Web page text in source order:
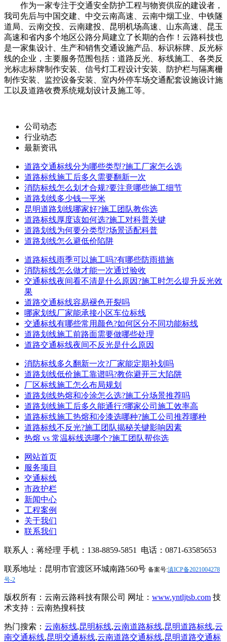
作为一家专注于交通安全防护工程与物资供应的建设者，
我司先后与中国交建、中交云南高速、云南中烟工业、中铁隧
道局、云南交投、云南建投、昆明机场高速、山东高速、昆玉
高速和省内多个地区公路分局建立了长期的合作！云路科技也
是一家集设计、生产和销售交通设施产品、标识标牌、反光标
线的企业，主要服务范围包括：道路反光、标线施工、各类反
光标志标牌制作安装、信号灯工程设计安装、防护栏与隔离栅
制作安装、监控设备安装、室内外停车场交通配套设施设计施
工以及道路收费系统规划设计及施工等。
公司动态
行业动态
最新资讯
道路交通标线分为哪些类型?施工厂家怎么选
道路标线施工后多久需要翻新一次
消防标线怎么划才合规?要注意哪些施工细节
道路划线多少钱一平米
昆明道路划线哪家好?施工团队教你选
道路标线厚度该如何选?施工对科普关键
道路划线为何要分类型?场景适配科普
道路划线怎么避低价陷阱
道路标线雨季可以施工吗?有哪些防雨措施
消防标线怎么做才能一次通过验收
交通标线夜间看不清是什么原因?施工时怎么提升反光效
果
道路交通标线容易褪色开裂吗
哪家划线厂家能承接小区车位标线
交通标线有哪些常用颜色?如何区分不同功能标线
道路划线施工前路面需要做哪些处理
道路交通标线夜间不反光是什么原因
消防标线多久翻新一次?厂家能定期补划吗
道路划线低价施工靠谱吗?教你避开三大陷阱
厂区标线施工怎么布局规划
道路划线热熔和冷涂怎么选?施工分场景推荐吗
道路划线施工后多久能通行?哪家公司施工效率高
道路标线施工热熔和冷漆选哪种?施工公司推荐哪种
道路标线不反光?施工团队揭秘关键影响因素
热熔 vs 常温标线选哪个?施工团队帮你选
网站首页
服务项目
交通标线
市政护栏
新闻中心
工程案例
关于我们
联系我们
联系人：蒋经理 手机：138-8859-5851 电话：0871-63585653
联系地址：昆明市官渡区环城南路560号 备案号:滇ICP备2021004278
号-2
版权所有：云南云路科技有限公司 网址： www.yntljtsb.com 技
术支持：云南热搜科技
热门搜索： 云南标线,昆明标线,云南道路标线,昆明道路标线,云
南交通标线,昆明交通标线,云南道路交通标线,昆明道路交通标